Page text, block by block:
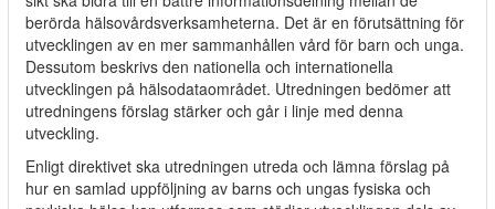
berörda hälsovårdsverksamheterna. Det är en förutsättning för
utvecklingen av en mer sammanhållen vård för barn och unga.
Dessutom beskrivs den nationella och internationella
utvecklingen på hälsodataområdet. Utredningen bedömer att
utredningens förslag stärker och går i linje med denna
utveckling.
Enligt direktivet ska utredningen utreda och lämna förslag på
hur en samlad uppföljning av barns och ungas fysiska och